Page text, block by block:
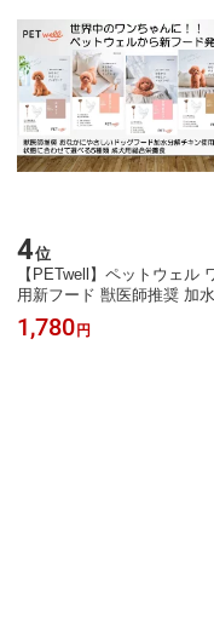
4位
【PETwell】ペットウェル
用新フード 獣医師推奨 加
ン使用 おなかにやさしいド
ド 状態に合わせて選べる5
1,780 円